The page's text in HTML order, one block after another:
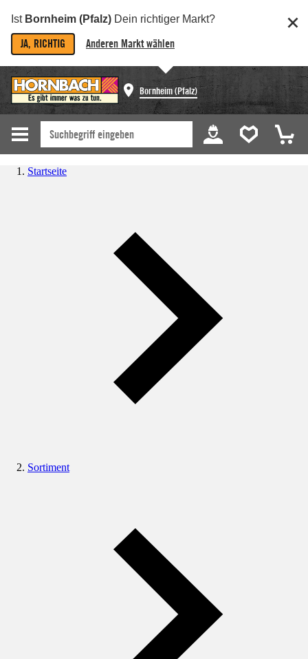
Ist Bornheim (Pfalz) Dein richtiger Markt?
JA, RICHTIG Anderen Markt wählen
Bornheim (Pfalz)
Startseite
Sortiment